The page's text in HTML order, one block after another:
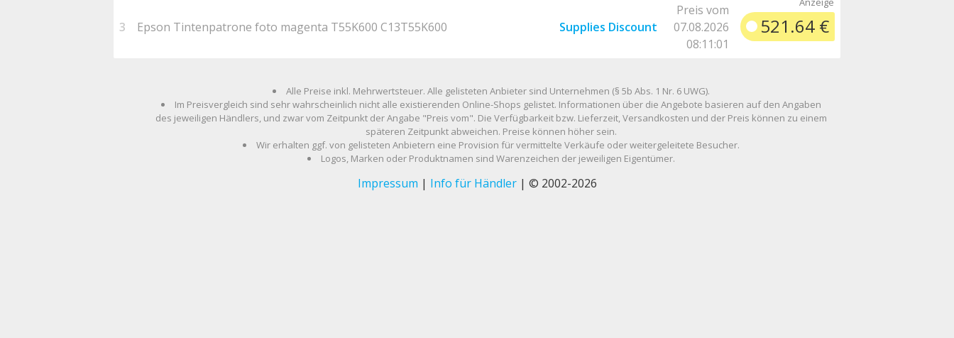
3 Epson Tintenpatrone foto magenta T55K600 C13T55K600 Supplies Discount
Preis vom
07.08.2026
08:11:01
521.64 €
Alle Preise inkl. Mehrwertsteuer. Alle gelisteten Anbieter sind Unternehmen (§ 5b Abs. 1 Nr. 6 UWG).
Im Preisvergleich sind sehr wahrscheinlich nicht alle existierenden Online-Shops gelistet. Informationen über die Angebote basieren auf den Angaben
des jeweiligen Händlers, und zwar vom Zeitpunkt der Angabe "Preis vom". Die Verfügbarkeit bzw. Lieferzeit, Versandkosten und der Preis können zu einem
späteren Zeitpunkt abweichen. Preise können höher sein.
Wir erhalten ggf. von gelisteten Anbietern eine Provision für vermittelte Verkäufe oder weitergeleitete Besucher.
Logos, Marken oder Produktnamen sind Warenzeichen der jeweiligen Eigentümer.
Impressum | Info für Händler| © 2002-2026